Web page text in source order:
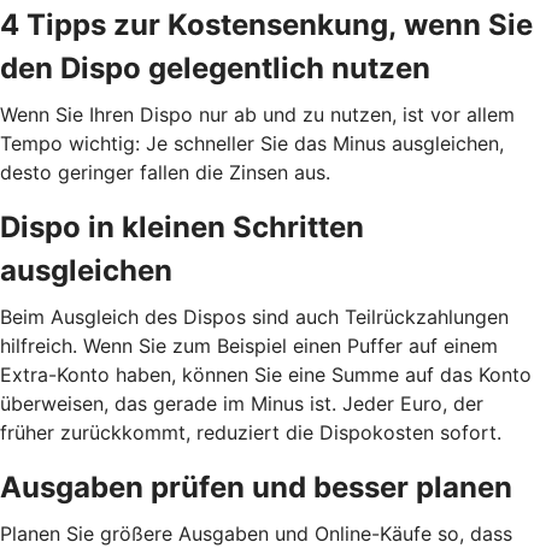
4 Tipps zur Kostensenkung, wenn Sie
den Dispo gelegentlich nutzen
Wenn Sie Ihren Dispo nur ab und zu nutzen, ist vor allem
Tempo wichtig: Je schneller Sie das Minus ausgleichen,
desto geringer fallen die Zinsen aus.
Dispo in kleinen Schritten
ausgleichen
Beim Ausgleich des Dispos sind auch Teilrückzahlungen
hilfreich. Wenn Sie zum Beispiel einen Puffer auf einem
Extra-Konto haben, können Sie eine Summe auf das Konto
überweisen, das gerade im Minus ist. Jeder Euro, der
früher zurückkommt, reduziert die Dispokosten sofort.
Ausgaben prüfen und besser planen
Planen Sie größere Ausgaben und Online-Käufe so, dass